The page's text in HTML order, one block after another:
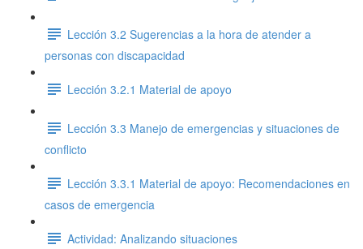
Lección 3.2 Sugerencias a la hora de atender a
personas con discapacidad
Lección 3.2.1 Material de apoyo
Lección 3.3 Manejo de emergencias y situaciones de
conflicto
Lección 3.3.1 Material de apoyo: Recomendaciones en
casos de emergencia
Actividad: Analizando situaciones